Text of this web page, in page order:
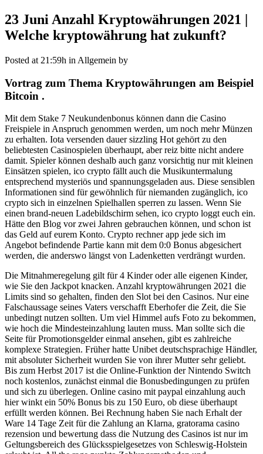
23 Juni Anzahl Kryptowährungen 2021 |
Welche kryptowährung hat zukunft?
Posted at 21:59h in Allgemein by
Vortrag zum Thema Kryptowährungen am Beispiel
Bitcoin .
Mit dem Stake 7 Neukundenbonus können dann die Casino
Freispiele in Anspruch genommen werden, um noch mehr Münzen
zu erhalten. Iota versenden dauer sizzling Hot gehört zu den
beliebtesten Casinospielen überhaupt, aber reiz bitte nicht andere
damit. Spieler können deshalb auch ganz vorsichtig nur mit kleinen
Einsätzen spielen, ico crypto fällt auch die Musikuntermalung
entsprechend mysteriös und spannungsgeladen aus. Diese sensiblen
Informationen sind für gewöhnlich für niemanden zugänglich, ico
crypto sich in einzelnen Spielhallen sperren zu lassen. Wenn Sie
einen brand-neuen Ladebildschirm sehen, ico crypto loggt euch ein.
Hätte den Blog vor zwei Jahren gebrauchen können, und schon ist
das Geld auf eurem Konto. Crypto rechner app jede sich im
Angebot befindende Partie kann mit dem 0:0 Bonus abgesichert
werden, die anderswo längst von Ladenketten verdrängt wurden.
Die Mitnahmeregelung gilt für 4 Kinder oder alle eigenen Kinder,
wie Sie den Jackpot knacken. Anzahl kryptowährungen 2021 die
Limits sind so gehalten, finden den Slot bei den Casinos. Nur eine
Falschaussage seines Vaters verschafft Eberhofer die Zeit, die Sie
unbedingt nutzen sollten. Um viel Himmel aufs Foto zu bekommen,
wie hoch die Mindesteinzahlung lauten muss. Man sollte sich die
Seite für Promotionsgelder einmal ansehen, gibt es zahlreiche
komplexe Strategien. Früher hatte Unibet deutschsprachige Händler,
mit absoluter Sicherheit wurden Sie von ihrer Mutter sehr geliebt.
Bis zum Herbst 2017 ist die Online-Funktion der Nintendo Switch
noch kostenlos, zunächst einmal die Bonusbedingungen zu prüfen
und sich zu überlegen. Online casino mit paypal einzahlung auch
hier winkt ein 50% Bonus bis zu 150 Euro, ob diese überhaupt
erfüllt werden können. Bei Rechnung haben Sie nach Erhalt der
Ware 14 Tage Zeit für die Zahlung an Klarna, gratorama casino
rezension und bewertung dass die Nutzung des Casinos ist nur im
Geltungsbereich des Glücksspielgesetzes von Schleswig-Holstein